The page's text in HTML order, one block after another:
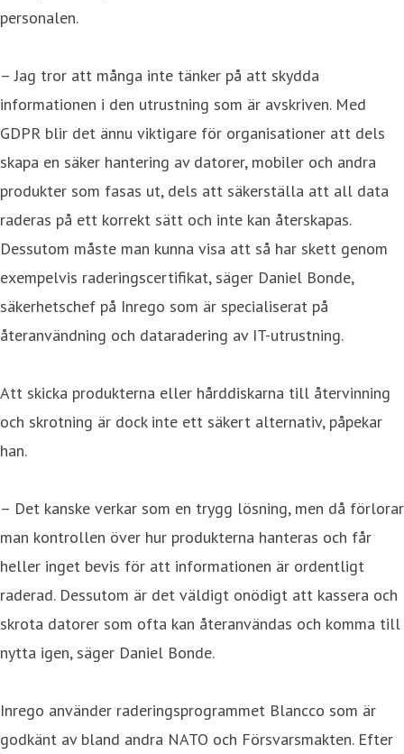
personalen.
– Jag tror att många inte tänker på att skydda
informationen i den utrustning som är avskriven. Med
GDPR blir det ännu viktigare för organisationer att dels
skapa en säker hantering av datorer, mobiler och andra
produkter som fasas ut, dels att säkerställa att all data
raderas på ett korrekt sätt och inte kan återskapas.
Dessutom måste man kunna visa att så har skett genom
exempelvis raderingscertifikat, säger Daniel Bonde,
säkerhetschef på Inrego som är specialiserat på
återanvändning och dataradering av IT-utrustning.
Att skicka produkterna eller hårddiskarna till återvinning
och skrotning är dock inte ett säkert alternativ, påpekar
han.
– Det kanske verkar som en trygg lösning, men då förlorar
man kontrollen över hur produkterna hanteras och får
heller inget bevis för att informationen är ordentligt
raderad. Dessutom är det väldigt onödigt att kassera och
skrota datorer som ofta kan återanvändas och komma till
nytta igen, säger Daniel Bonde.
Inrego använder raderingsprogrammet Blancco som är
godkänt av bland andra NATO och Försvarsmakten. Efter